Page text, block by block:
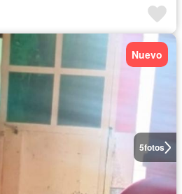
5fotos
Nuevo